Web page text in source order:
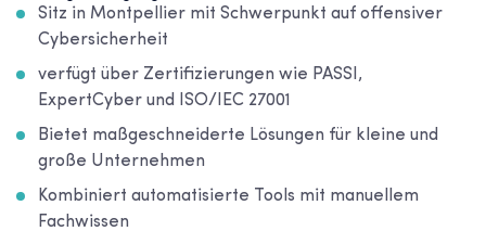
Sitz in Montpellier mit Schwerpunkt auf offensiver
Cybersicherheit
verfügt über Zertifizierungen wie PASSI,
ExpertCyber und ISO/IEC 27001
Bietet maßgeschneiderte Lösungen für kleine und
große Unternehmen
Kombiniert automatisierte Tools mit manuellem
Fachwissen